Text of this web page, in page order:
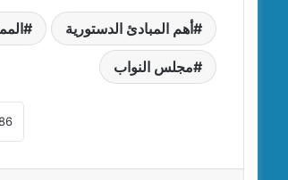
أهم المبادئ الدستورية
مجلس النواب